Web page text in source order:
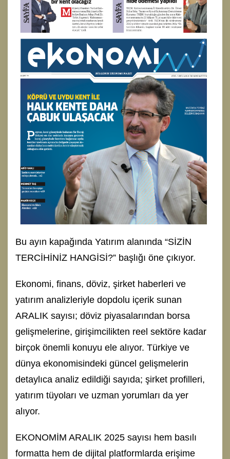
Bu ayın kapağında Yatırım alanında “SİZİN
TERCİHİNİZ HANGİSİ?” başlığı öne çıkıyor.
Ekonomi, finans, döviz, şirket haberleri ve
yatırım analizleriyle dopdolu içerik sunan
ARALIK sayısı; döviz piyasalarından borsa
gelişmelerine, girişimcilikten reel sektöre kadar
birçok önemli konuyu ele alıyor. Türkiye ve
dünya ekonomisindeki güncel gelişmelerin
detaylıca analiz edildiği sayıda; şirket profilleri,
yatırım tüyoları ve uzman yorumları da yer
alıyor.
EKONOMİM ARALIK 2025 sayısı hem basılı
formatta hem de dijital platformlarda erişime